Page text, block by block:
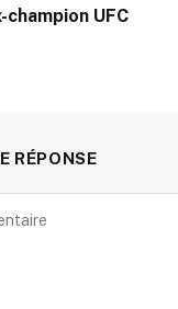
UFC
RÉPONSE